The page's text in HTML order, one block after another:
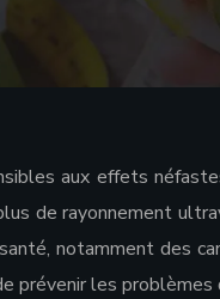
aux effets
de rayonnement
notamment des
prévenir les problèmes